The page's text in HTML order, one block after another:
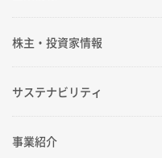
企業情報
ご挨拶
株主・投資家情報
株主・投資家情報
経営情報
サステナビリティ
サステナビリティ
事業紹介